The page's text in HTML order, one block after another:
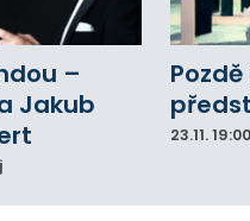
–
Jakub
23.11.19:00